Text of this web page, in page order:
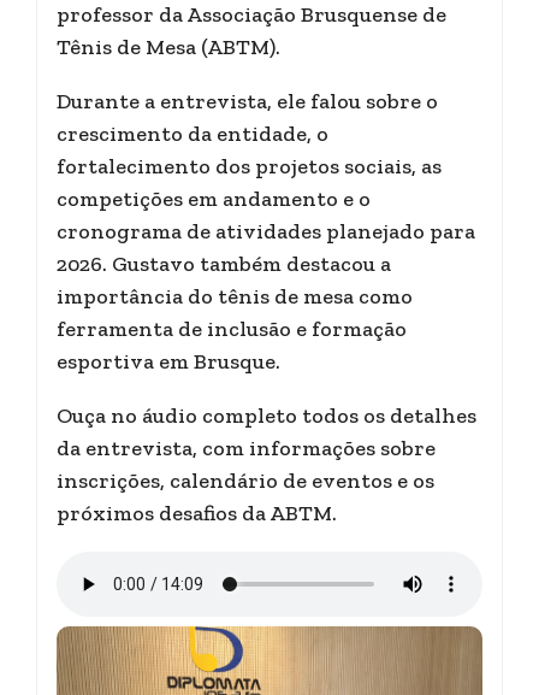
professor da Associação Brusquense de
Tênis de Mesa (ABTM).
Durante a entrevista, ele falou sobre o
crescimento da entidade, o
fortalecimento dos projetos sociais, as
competições em andamento e o
cronograma de atividades planejado para
2026. Gustavo também destacou a
importância do tênis de mesa como
ferramenta de inclusão e formação
esportiva em Brusque.
Ouça no áudio completo todos os detalhes
da entrevista, com informações sobre
inscrições, calendário de eventos e os
próximos desafios da ABTM.